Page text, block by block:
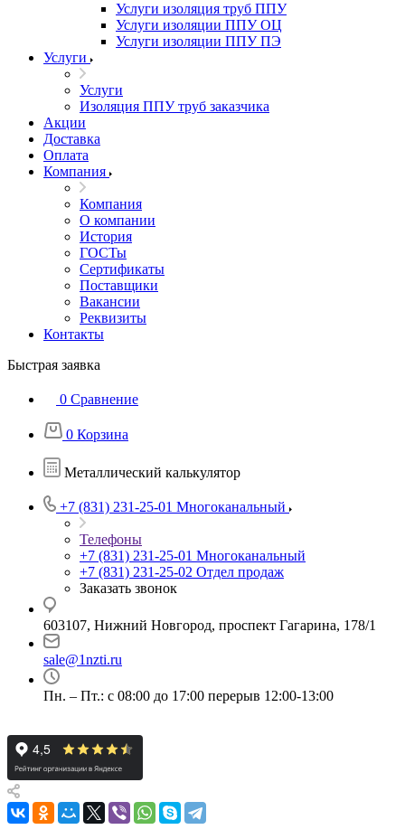
Услуги изоляция труб ППУ
Услуги изоляции ППУ ОЦ
Услуги изоляции ППУ ПЭ
Услуги
Услуги
Изоляция ППУ труб заказчика
Акции
Доставка
Оплата
Компания
Компания
О компании
История
ГОСТы
Сертификаты
Поставщики
Вакансии
Реквизиты
Контакты
Быстрая заявка
0 Сравнение
0 Корзина
Металлический калькулятор
+7 (831) 231-25-01 Многоканальный
Телефоны
+7 (831) 231-25-01 Многоканальный
+7 (831) 231-25-02 Отдел продаж
Заказать звонок
603107, Нижний Новгород, проспект Гагарина, 178/1
sale@1nzti.ru
Пн. – Пт.: с 08:00 до 17:00 перерыв 12:00-13:00